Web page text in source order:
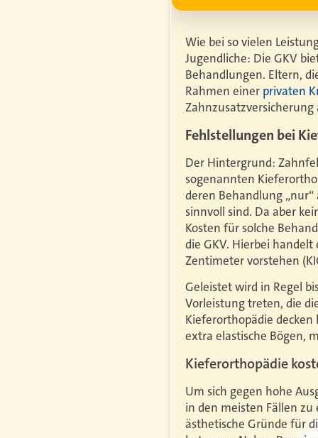
Wie bei so vielen
Jugendliche: Die GKV
Behandlungen. Eltern,
Rahmen einer privaten
Zahnzusatzversicherung
Fehlstellungen bei
Der Hintergrund:
sogenannten
deren Behandlung
sinnvoll sind. Da aber
Kosten für solche
die GKV. Hierbei
Zentimeter vorstehen
Geleistet wird in Regel
Vorleistung treten, die
Kieferorthopädie
extra elastische Bögen,
Kieferorthopädie
Um sich gegen hohe
in den meisten Fällen
ästhetische Gründe für